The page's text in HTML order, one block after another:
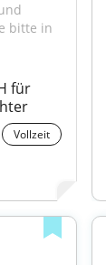
bitte in
für
Vollzeit